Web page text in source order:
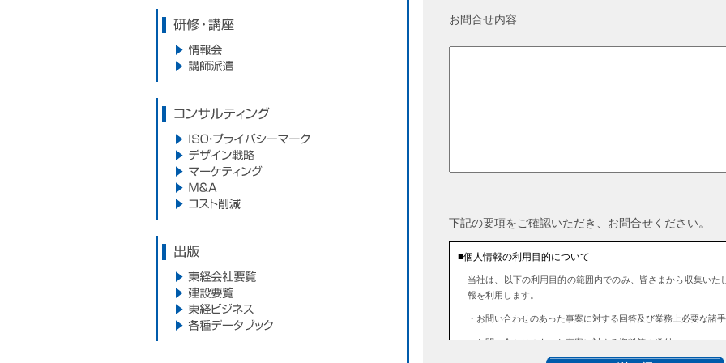
研修・講座
情報会
講師派遣
コンサルティング
ISO・プライバシーマーク
デザイン戦略
マーケティング
M&A
コスト削減
東経会社要覧
建設要覧
東経ビジネス
各種データブック
お問合せ内容
下記の要項をご確認いただき、お問合せください。
■個人情報の利用目的について
当社は、以下の利用目的の範囲内でのみ、皆さまから収集いた
報を利用します。
・お問い合わせのあった事案に対する回答及び業務上必要な諸
・お問い合わせのあった事案に対する資料等の送付